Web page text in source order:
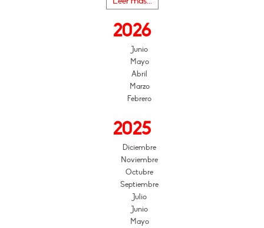
2026
Junio
Mayo
Abril
Marzo
Febrero
2025
Diciembre
Noviembre
Octubre
Septiembre
Julio
Junio
Mayo